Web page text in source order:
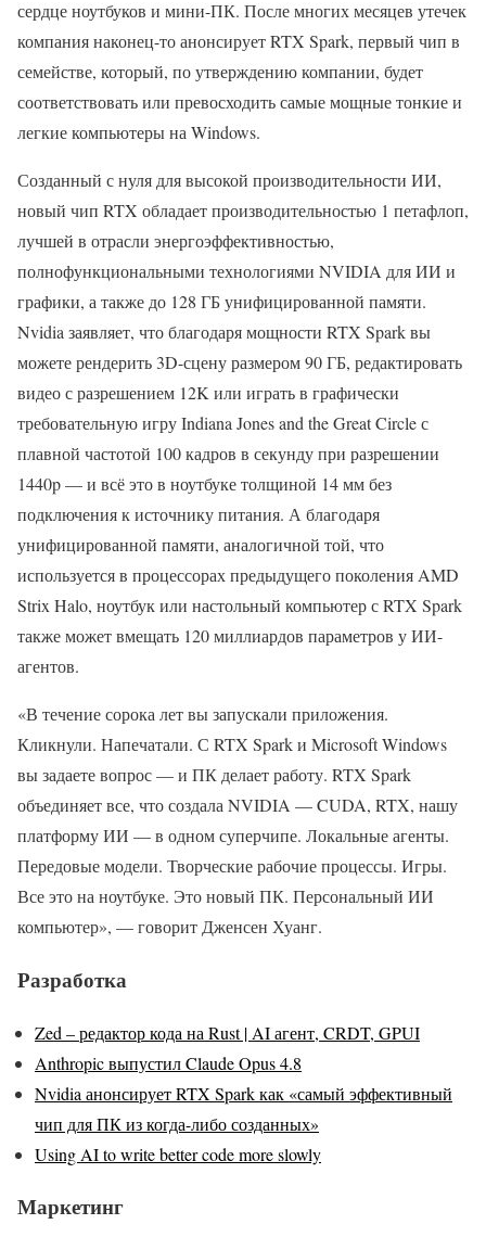
сердце ноутбуков и мини-ПК. После многих месяцев утечек
компания наконец-то анонсирует RTX Spark, первый чип в
семействе, который, по утверждению компании, будет
соответствовать или превосходить самые мощные тонкие и
легкие компьютеры на Windows.
Созданный с нуля для высокой производительности ИИ,
новый чип RTX обладает производительностью 1 петафлоп,
лучшей в отрасли энергоэффективностью,
полнофункциональными технологиями NVIDIA для ИИ и
графики, а также до 128 ГБ унифицированной памяти.
Nvidia заявляет, что благодаря мощности RTX Spark вы
можете рендерить 3D-сцену размером 90 ГБ, редактировать
видео с разрешением 12K или играть в графически
требовательную игру Indiana Jones and the Great Circle с
плавной частотой 100 кадров в секунду при разрешении
1440p — и всё это в ноутбуке толщиной 14 мм без
подключения к источнику питания. А благодаря
унифицированной памяти, аналогичной той, что
используется в процессорах предыдущего поколения AMD
Strix Halo, ноутбук или настольный компьютер с RTX Spark
также может вмещать 120 миллиардов параметров у ИИ-
агентов.
«В течение сорока лет вы запускали приложения.
Кликнули. Напечатали. С RTX Spark и Microsoft Windows
вы задаете вопрос — и ПК делает работу. RTX Spark
объединяет все, что создала NVIDIA — CUDA, RTX, нашу
платформу ИИ — в одном суперчипе. Локальные агенты.
Передовые модели. Творческие рабочие процессы. Игры.
Все это на ноутбуке. Это новый ПК. Персональный ИИ
компьютер», — говорит Дженсен Хуанг.
Разработка
Zed – редактор кода на Rust | AI агент, CRDT, GPUI
Anthropic выпустил Claude Opus 4.8
Nvidia анонсирует RTX Spark как «самый эффективный
чип для ПК из когда-либо созданных»
Using AI to write better code more slowly
Маркетинг